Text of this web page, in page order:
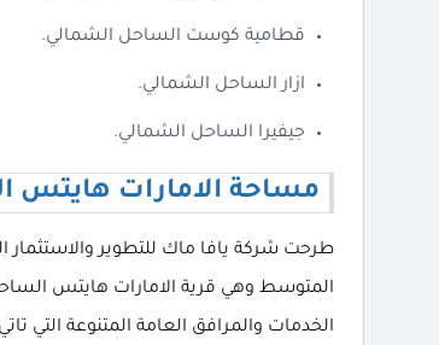
قطامية كوست الساحل الشمالي.
ازار الساحل الشمالي.
جيفيرا الساحل الشمالي.
مساحة الامارات هايتس
طرحت شركة يافا ماك للتطوير والاستثمار
المتوسط وهي قرية الامارات هايتس
الخدمات والمرافق العامة المتنوعة التي